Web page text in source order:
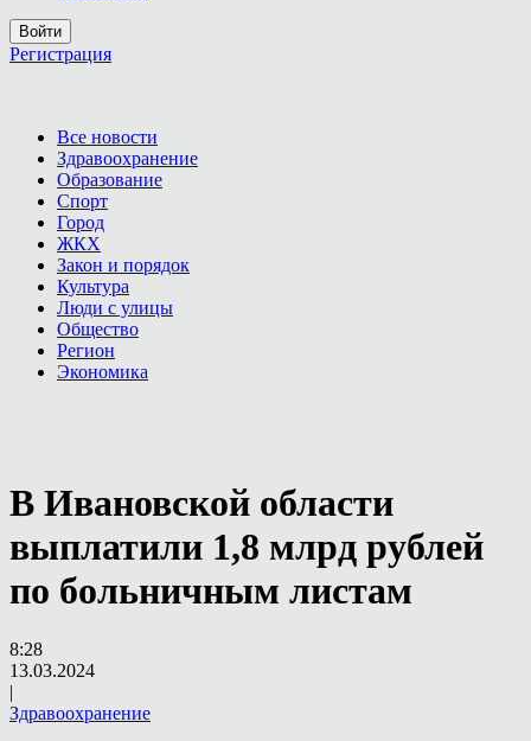
Войти
Регистрация
Все новости
Здравоохранение
Образование
Спорт
Город
ЖКХ
Закон и порядок
Культура
Люди с улицы
Общество
Регион
Экономика
В Ивановской области
выплатили 1,8 млрд рублей
по больничным листам
8:28
13.03.2024
|
Здравоохранение